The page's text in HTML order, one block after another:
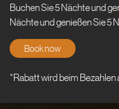
Buchen Sie 5 Nächte und
Nächte und genießen Sie 5
Book now
*Rabatt wird beim Bezahlen